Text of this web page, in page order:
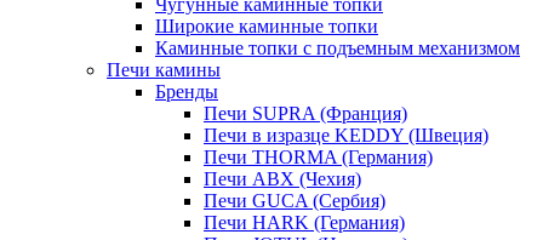
Чугунные каминные топки
Широкие каминные топки
Каминные топки с подъемным механизмом
Печи камины
Бренды
Печи SUPRA (Франция)
Печи в изразце KEDDY (Швеция)
Печи THORMA (Германия)
Печи ABX (Чехия)
Печи GUCA (Сербия)
Печи HARK (Германия)